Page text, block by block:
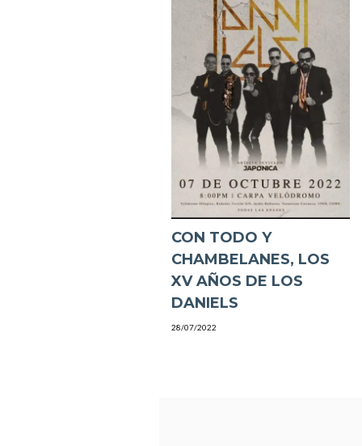
CON TODO Y
CHAMBELANES, LOS
XV AÑOS DE LOS
DANIELS
28/07/2022